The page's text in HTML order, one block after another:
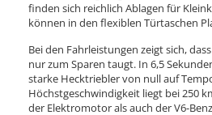
finden sich reichlich Ablagen für
können in den flexiblen Türtaschen
Bei den Fahrleistungen zeigt sich,
nur zum Sparen taugt. In 6,5
starke Hecktriebler von null auf
Höchstgeschwindigkeit liegt bei 250
der Elektromotor als auch der V6-